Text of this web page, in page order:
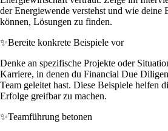
der Energiewende verstehst und wie deine
können, Lösungen zu finden.
✨Bereite konkrete Beispiele vor
Denke an spezifische Projekte oder
Karriere, in denen du Financial Due
Team geleitet hast. Diese Beispiele helfen
Erfolge greifbar zu machen.
✨Teamführung betonen